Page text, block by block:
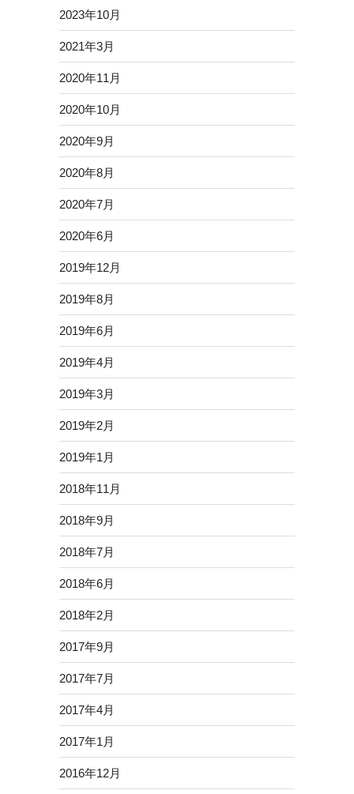
2023年10月
2021年3月
2020年11月
2020年10月
2020年9月
2020年8月
2020年7月
2020年6月
2019年12月
2019年8月
2019年6月
2019年4月
2019年3月
2019年2月
2019年1月
2018年11月
2018年9月
2018年7月
2018年6月
2018年2月
2017年9月
2017年7月
2017年4月
2017年1月
2016年12月